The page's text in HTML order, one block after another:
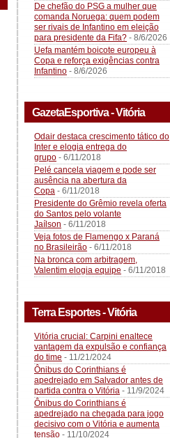
De chefão do PSG a mulher que
comanda Noruega: quem podem
ser rivais de Infantino em eleição
para presidente da Fifa? - 8/6/2026
Uefa mantém boicote europeu à
Copa e reforça exigências contra
Infantino - 8/6/2026
GazetaEsportiva - Vitória
Odair destaca crescimento tático do
Inter e elogia entrega do
grupo - 6/11/2018
Pelé cancela viagem e pode ser
ausência na abertura da
Copa - 6/11/2018
Presidente do Grêmio revela oferta
do Santos pelo volante
Jaílson - 6/11/2018
Veja fotos de Flamengo x Paraná
no Brasileirão - 6/11/2018
Na bronca com arbitragem,
Valentim elogia equipe - 6/11/2018
Terra Esportes - Vitória
Vitória crucial: Carpini enaltece
vantagem da expulsão e confiança
do time - 11/21/2024
Ônibus do Corinthians é
apedrejado em Salvador antes de
partida contra o Vitória - 11/9/2024
Ônibus do Corinthians é
apedrejado na chegada para jogo
decisivo com o Vitória e aumenta
tensão - 11/10/2024